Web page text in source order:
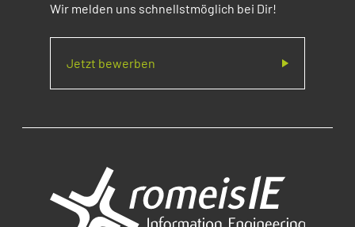
Wir melden uns schnellstmöglich bei Dir!
Jetzt bewerben